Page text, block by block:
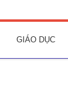
GIÁO DỤC